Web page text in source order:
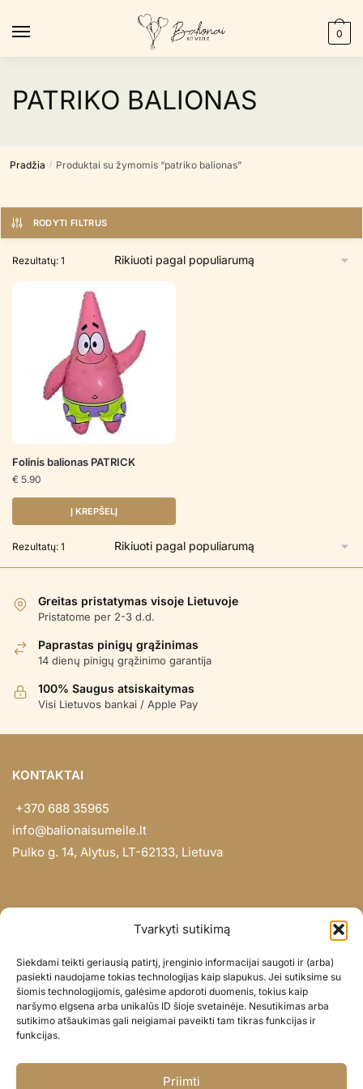
Tvarkyti sutikimą
Siekdami teikti geriausią patirtį, įrenginio informacijai saugoti ir (arba)
pasiekti naudojame tokias technologijas kaip slapukus. Jei sutiksime su
šiomis technologijomis, galėsime apdoroti duomenis, tokius kaip
naršymo elgsena arba unikalūs ID šioje svetainėje. Nesutikimas arba
sutikimo atšaukimas gali neigiamai paveikti tam tikras funkcijas ir
funkcijas.
Priimti
0
PATRIKO BALIONAS
Pradžia / Produktai su žymomis “patriko balionas”
RODYTI FILTRUS
Rezultatų: 1
Folinis balionas PATRICK
€ 5.90
Į KREPŠELĮ
Rezultatų: 1
Greitas pristatymas visoje Lietuvoje
Pristatome per 2-3 d.d.
Paprastas pinigų grąžinimas
14 dienų pinigų grąžinimo garantija
100% Saugus atsiskaitymas
Visi Lietuvos bankai / Apple Pay
KONTAKTAI
+370 688 35965
info@balionaisumeile.lt
Pulko g. 14, Alytus, LT-62133, Lietuva
Didmena
Darbų portfolio
Privatumo politika
Parduotuvės politika